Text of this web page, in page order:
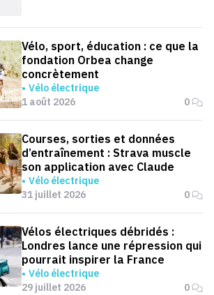
Vélo, sport, éducation : ce que la
fondation Orbea change
concrètement
Vélo électrique
1 août 2026
0
Courses, sorties et données
d’entraînement : Strava muscle
son application avec Claude
Vélo électrique
31 juillet 2026
0
Vélos électriques débridés :
Londres lance une répression qui
pourrait inspirer la France
Vélo électrique
29 juillet 2026
0